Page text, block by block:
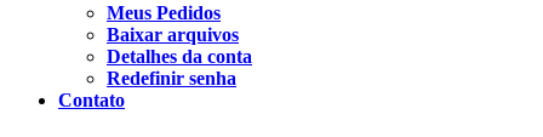
Meus Pedidos
Baixar arquivos
Detalhes da conta
Redefinir senha
Contato